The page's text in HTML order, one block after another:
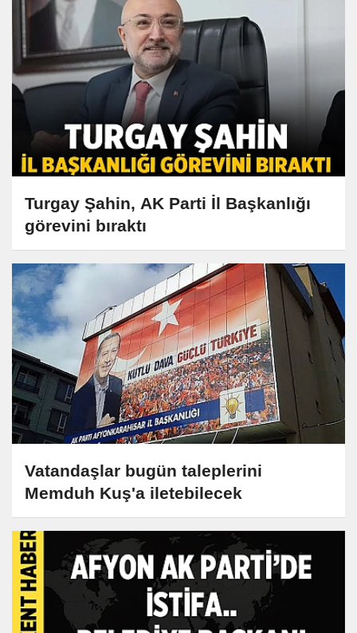
Turgay Şahin, AK Parti İl Başkanlığı
görevini bıraktı
Vatandaşlar bugün taleplerini
Memduh Kuş'a iletebilecek